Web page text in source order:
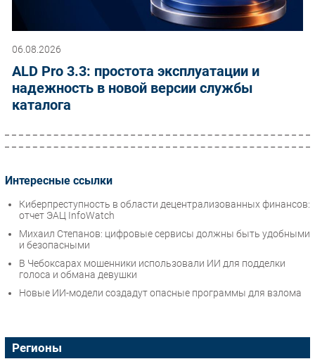
06.08.2026
ALD Pro 3.3: простота эксплуатации и
надежность в новой версии службы
каталога
Интересные ссылки
Киберпреступность в области децентрализованных финансов:
отчет ЭАЦ InfoWatch
Михаил Степанов: цифровые сервисы должны быть удобными
и безопасными
В Чебоксарах мошенники использовали ИИ для подделки
голоса и обмана девушки
Новые ИИ-модели создадут опасные программы для взлома
Регионы